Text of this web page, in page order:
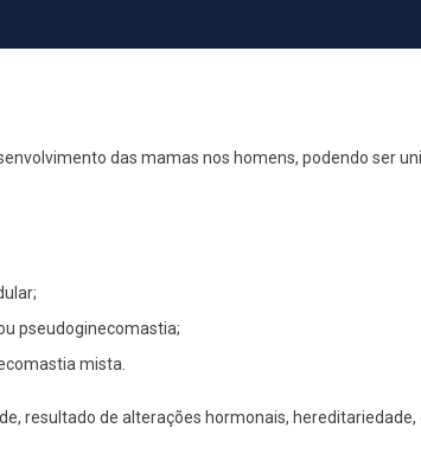
das mamas nos homens, podendo ser
pseudoginecomastia;
mista.
resultado de alterações hormonais, hereditariedade,